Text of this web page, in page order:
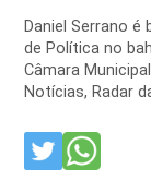
Daniel Serrano
de Política no
Câmara
Notícias, Radar